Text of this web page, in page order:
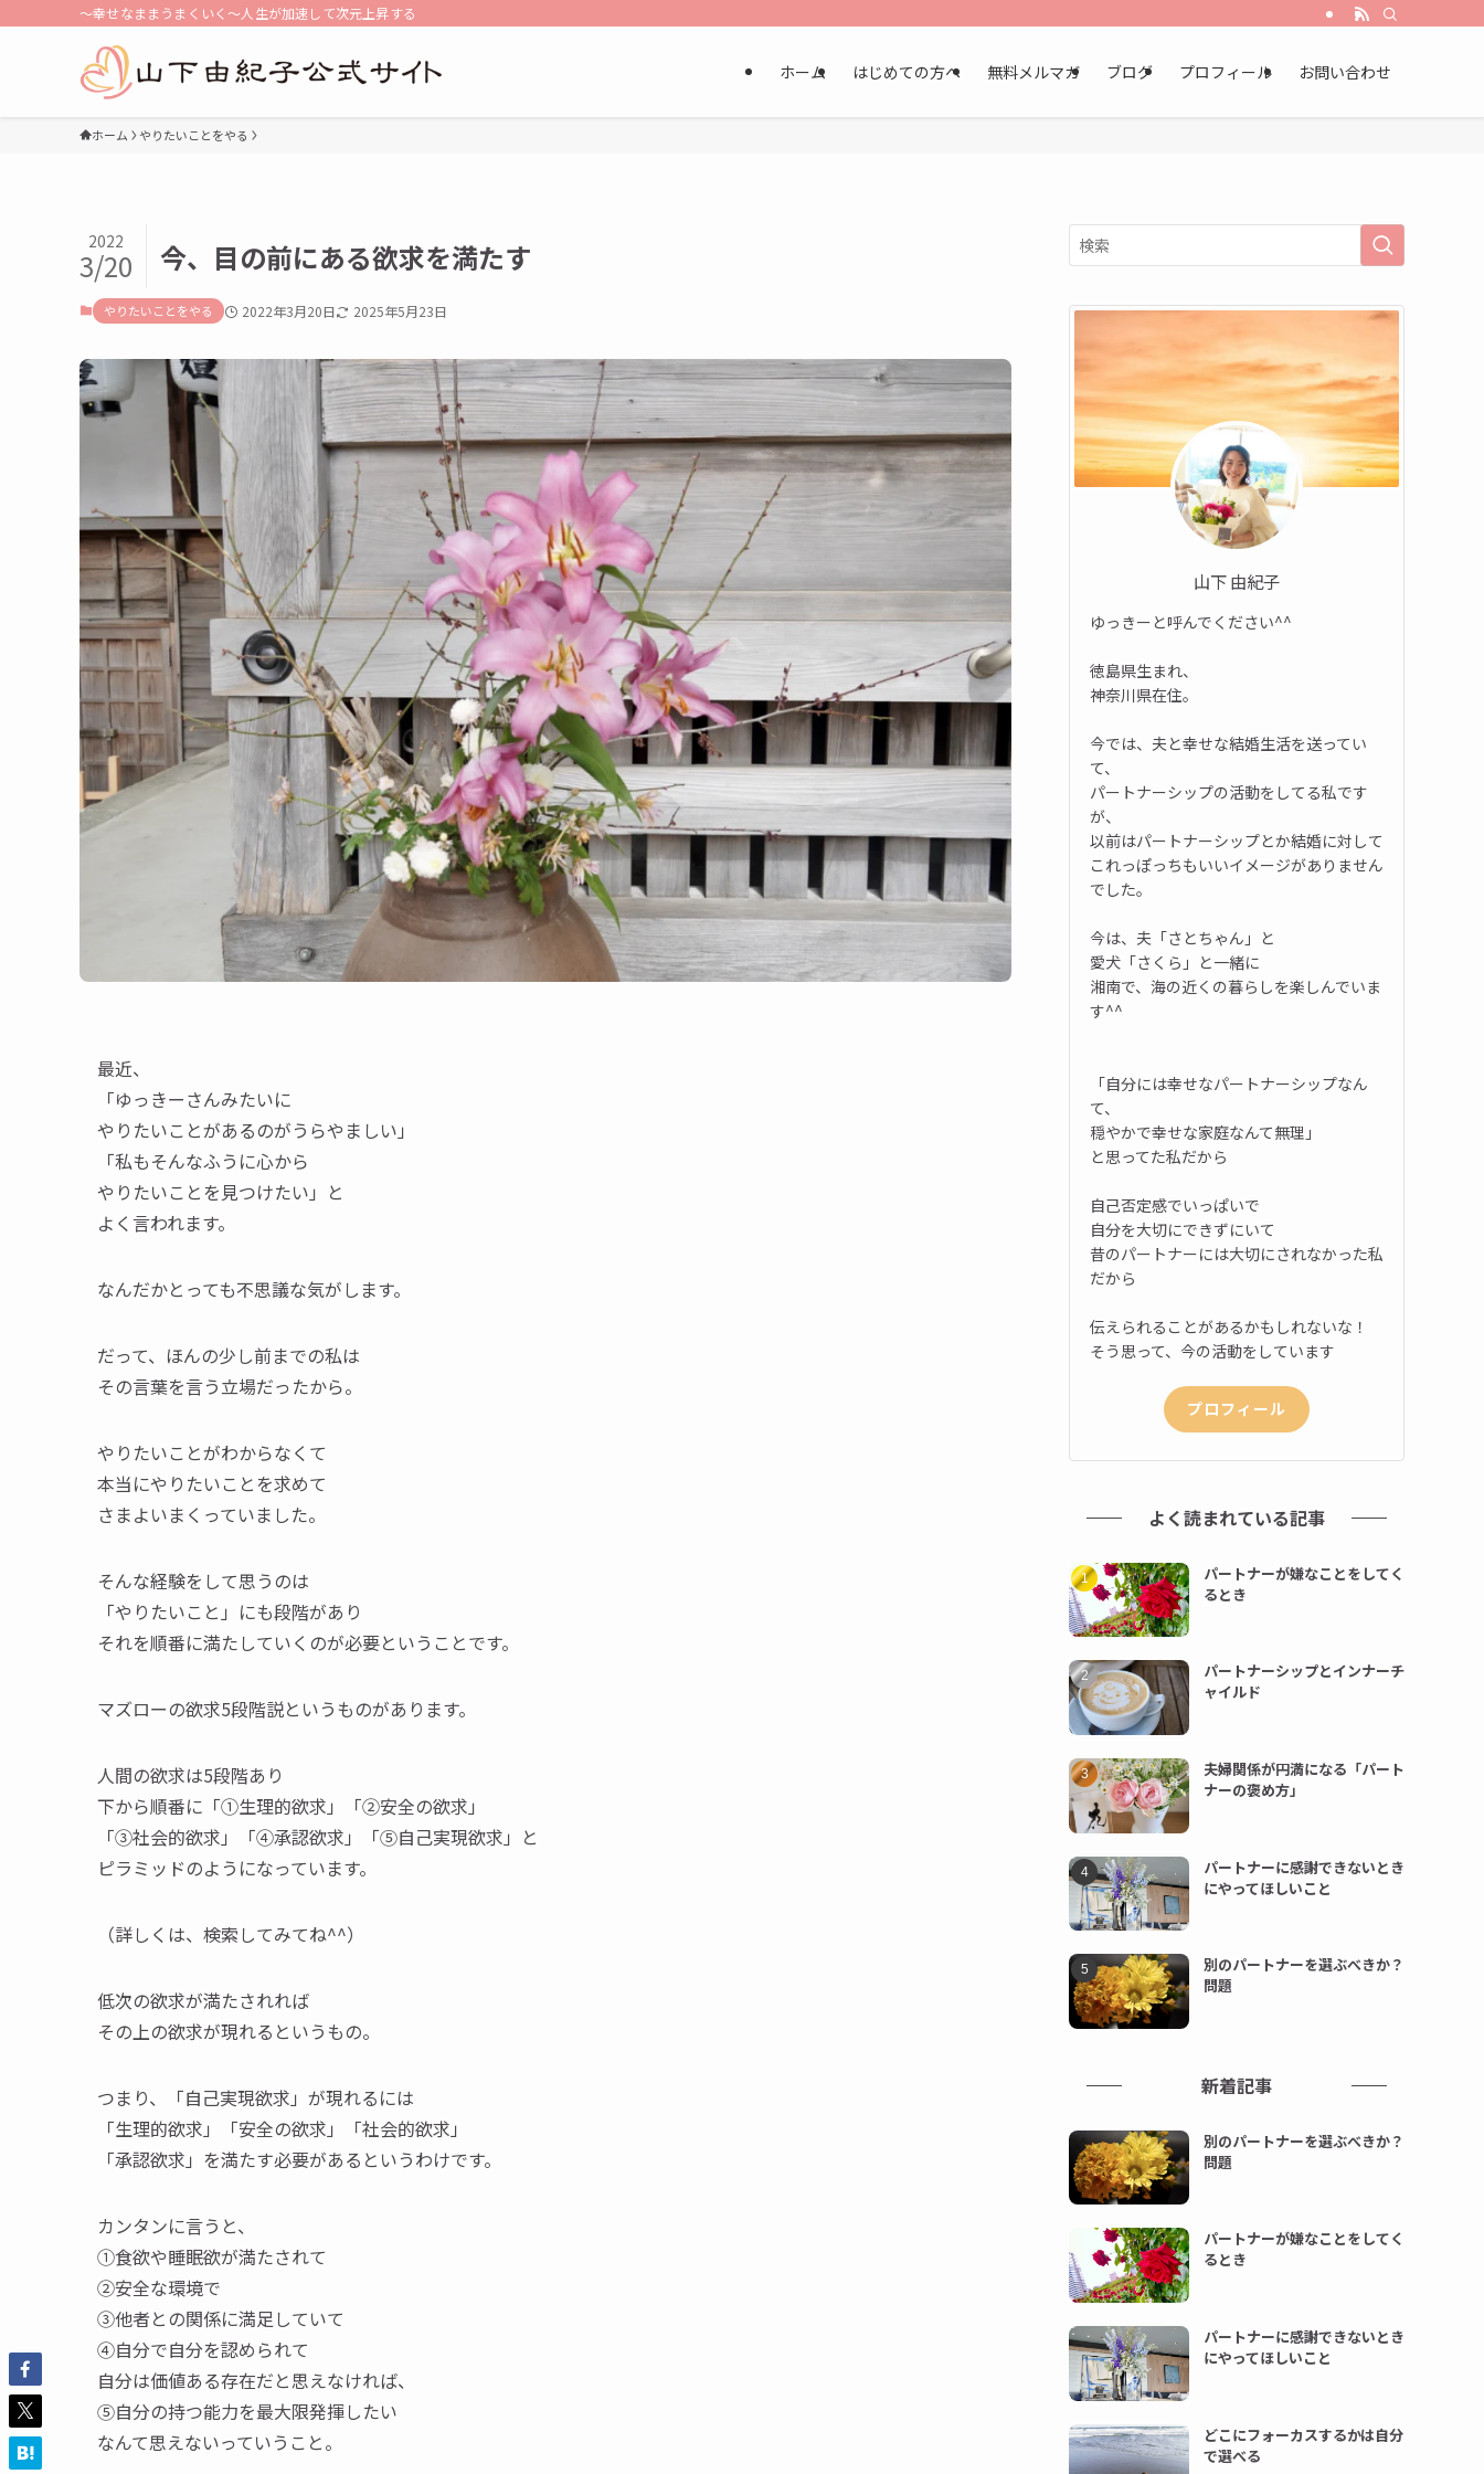
〜幸せなままうまくいく〜人生が加速して次元上昇する
ホーム はじめての方へ 無料メルマガ ブログ プロフィール お問い合わせ
ホーム やりたいことをやる
今、目の前にある欲求を満たす
2022
3/20
やりたいことをやる 2022年3月20日 2025年5月23日
最近、
「ゆっきーさんみたいに
やりたいことがあるのがうらやましい」
「私もそんなふうに心から
やりたいことを見つけたい」と
よく言われます。
なんだかとっても不思議な気がします。
だって、ほんの少し前までの私は
その言葉を言う立場だったから。
やりたいことがわからなくて
本当にやりたいことを求めて
さまよいまくっていました。
そんな経験をして思うのは
「やりたいこと」にも段階があり
それを順番に満たしていくのが必要ということです。
マズローの欲求5段階説というものがあります。
人間の欲求は5段階あり
下から順番に「①生理的欲求」「②安全の欲求」
「③社会的欲求」「④承認欲求」「⑤自己実現欲求」と
ピラミッドのようになっています。
（詳しくは、検索してみてね^^）
低次の欲求が満たされれば
その上の欲求が現れるというもの。
つまり、「自己実現欲求」が現れるには
「生理的欲求」「安全の欲求」「社会的欲求」
「承認欲求」を満たす必要があるというわけです。
カンタンに言うと、
①食欲や睡眠欲が満たされて
②安全な環境で
③他者との関係に満足していて
④自分で自分を認められて
自分は価値ある存在だと思えなければ、
⑤自分の持つ能力を最大限発揮したい
なんて思えないっていうこと。
山下 由紀子
ゆっきーと呼んでください^^
徳島県生まれ、
神奈川県在住。
今では、夫と幸せな結婚生活を送ってい
て、
パートナーシップの活動をしてる私です
が、
以前はパートナーシップとか結婚に対して
これっぽっちもいいイメージがありません
でした。
今は、夫「さとちゃん」と
愛犬「さくら」と一緒に
湘南で、海の近くの暮らしを楽しんでいま
す^^
「自分には幸せなパートナーシップなん
て、
穏やかで幸せな家庭なんて無理」
と思ってた私だから
自己否定感でいっぱいで
自分を大切にできずにいて
昔のパートナーには大切にされなかった私
だから
伝えられることがあるかもしれないな！
そう思って、今の活動をしています
プロフィール
よく読まれている記事
パートナーが嫌なことをしてく
るとき
パートナーシップとインナーチ
ャイルド
夫婦関係が円満になる「パート
ナーの褒め方」
パートナーに感謝できないとき
にやってほしいこと
別のパートナーを選ぶべきか？
問題
新着記事
別のパートナーを選ぶべきか？
問題
パートナーが嫌なことをしてく
るとき
パートナーに感謝できないとき
にやってほしいこと
どこにフォーカスするかは自分
で選べる